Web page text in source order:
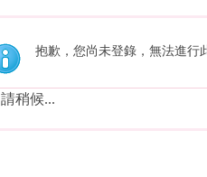
抱歉，您尚未登錄，無法進行
請稍候...